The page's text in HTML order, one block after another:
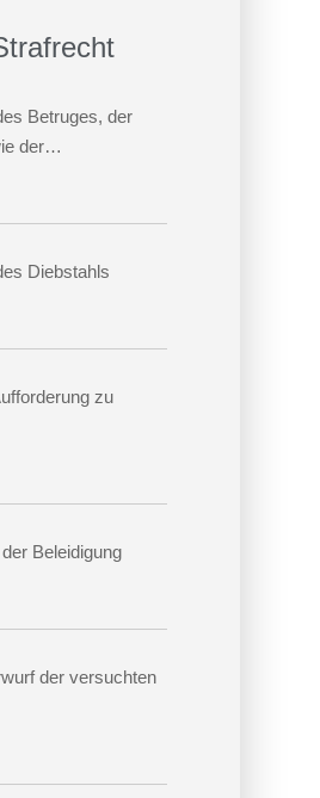
Betruges, der
der
Diebstahls
zu
Beleidigung
der versuchten